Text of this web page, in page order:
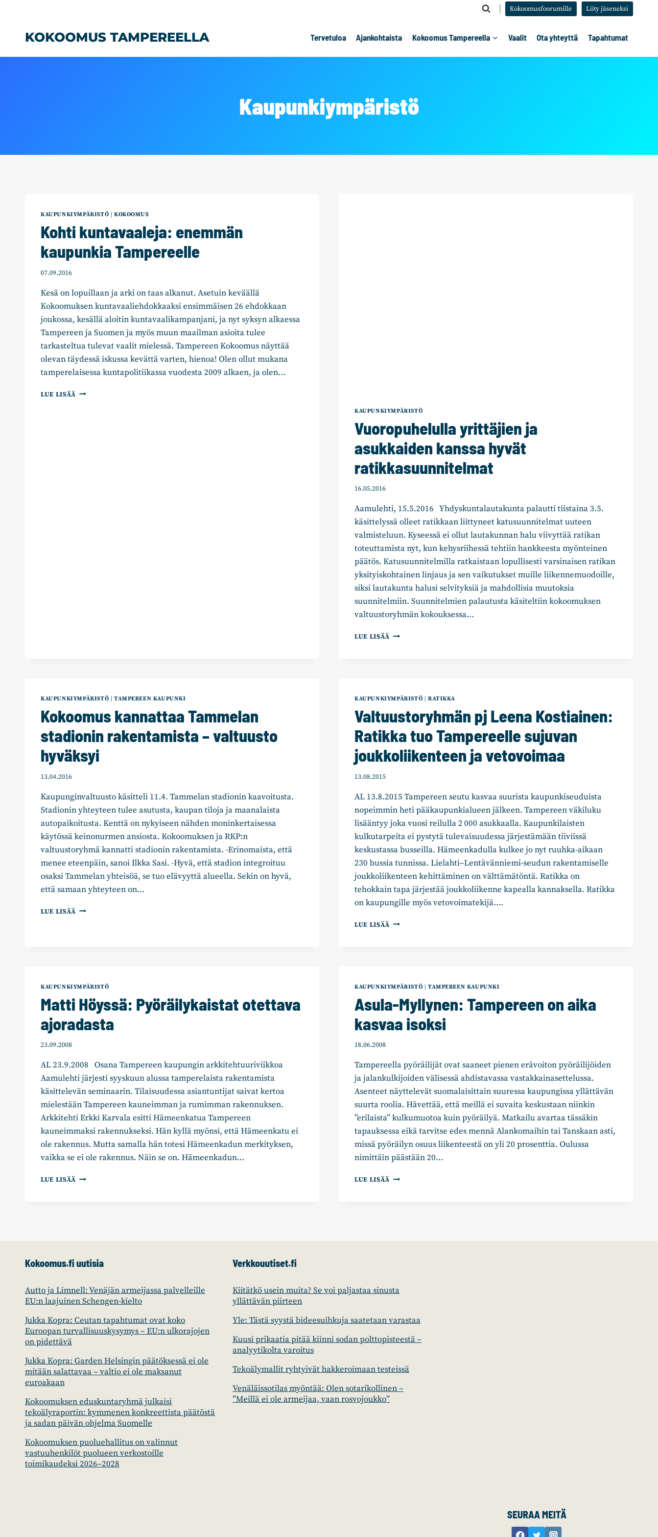
Kokoomusfoorumille Liity jäseneksi
KOKOOMUS TAMPEREELLA Tervetuloa Ajankohtaista Kokoomus Tampereella Vaalit Ota yhteyttä Tapahtumat
Kaupunkiympäristö
KAUPUNKIYMPÄRISTÖ KOKOOMUS
Kohti kuntavaaleja: enemmän
kaupunkia Tampereelle
07.09.2016
Kesä on lopuillaan ja arki on taas alkanut. Asetuin keväällä
Kokoomuksen kuntavaaliehdokkaaksi ensimmäisen 26 ehdokkaan
joukossa, kesällä aloitin kuntavaalikampanjani, ja nyt syksyn alkaessa
Tampereen ja Suomen ja myös muun maailman asioita tulee
tarkasteltua tulevat vaalit mielessä. Tampereen Kokoomus näyttää
olevan täydessä iskussa kevättä varten, hienoa! Olen ollut mukana
tamperelaisessa kuntapolitiikassa vuodesta 2009 alkaen, ja olen…
LUE LISÄÄ KOHTI
KAUPUNKIYMPÄRISTÖ
Vuoropuhelulla yrittäjien ja
asukkaiden kanssa hyvät
ratikkasuunnitelmat
16.05.2016
Aamulehti, 15.5.2016 Yhdyskuntalautakunta palautti tiistaina 3.5.
käsittelyssä olleet ratikkaan liittyneet katusuunnitelmat uuteen
valmisteluun. Kyseessä ei ollut lautakunnan halu viivyttää ratikan
toteuttamista nyt, kun kehysriihessä tehtiin hankkeesta myönteinen
päätös. Katusuunnitelmilla ratkaistaan lopullisesti varsinaisen ratikan
yksityiskohtainen linjaus ja sen vaikutukset muille liikennemuodoille,
siksi lautakunta halusi selvityksiä ja mahdollisia muutoksia
suunnitelmiin. Suunnitelmien palautusta käsiteltiin kokoomuksen
valtuustoryhmän kokouksessa…
LUE LISÄÄ VUOROPUHELULLA
RATIKKASUUNNITELMAT
KAUPUNKIYMPÄRISTÖ TAMPEREEN KAUPUNKI
Kokoomus kannattaa Tammelan
stadionin rakentamista – valtuusto
hyväksyi
13.04.2016
Kaupunginvaltuusto käsitteli 11.4. Tammelan stadionin kaavoitusta.
Stadionin yhteyteen tulee asutusta, kaupan tiloja ja maanalaista
autopaikoitusta. Kenttä on nykyiseen nähden moninkertaisessa
käytössä keinonurmen ansiosta. Kokoomuksen ja RKP:n
valtuustoryhmä kannatti stadionin rakentamista. -Erinomaista, että
menee eteenpäin, sanoi Ilkka Sasi. -Hyvä, että stadion integroituu
osaksi Tammelan yhteisöä, se tuo elävyyttä alueella. Sekin on hyvä,
että samaan yhteyteen on…
LUE LISÄÄ KOKOOMUS
KAUPUNKIYMPÄRISTÖ RATIKKA
Valtuustoryhmän pj Leena Kostiainen:
Ratikka tuo Tampereelle sujuvan
joukkoliikenteen ja vetovoimaa
13.08.2015
AL 13.8.2015 Tampereen seutu kasvaa suurista kaupunkiseuduista
nopeimmin heti pääkaupunkialueen jälkeen. Tampereen väkiluku
lisääntyy joka vuosi reilulla 2 000 asukkaalla. Kaupunkilaisten
kulkutarpeita ei pystytä tulevaisuudessa järjestämään tiiviissä
keskustassa busseilla. Hämeenkadulla kulkee jo nyt ruuhka-aikaan
230 bussia tunnissa. Lielahti–Lentävänniemi-seudun rakentamiselle
joukkoliikenteen kehittäminen on välttämätöntä. Ratikka on
tehokkain tapa järjestää joukkoliikenne kapealla kannaksella. Ratikka
on kaupungille myös vetovoimatekijä….
LUE LISÄÄ VALTUUSTORYHMÄN
TAMPEREELLE
JOUKKOLIIKENTEEN
VETOVOIMAA
KAUPUNKIYMPÄRISTÖ
Matti Höyssä: Pyöräilykaistat otettava
ajoradasta
23.09.2008
AL 23.9.2008 Osana Tampereen kaupungin arkkitehtuuriviikkoa
Aamulehti järjesti syyskuun alussa tamperelaista rakentamista
käsittelevän seminaarin. Tilaisuudessa asiantuntijat saivat kertoa
mielestään Tampereen kauneimman ja rumimman rakennuksen.
Arkkitehti Erkki Karvala esitti Hämeenkatua Tampereen
kauneimmaksi rakennukseksi. Hän kyllä myönsi, että Hämeenkatu ei
ole rakennus. Mutta samalla hän totesi Hämeenkadun merkityksen,
vaikka se ei ole rakennus. Näin se on. Hämeenkadun…
LUE LISÄÄ MATTI
KAUPUNKIYMPÄRISTÖ | TAMPEREEN KAUPUNKI
Asula-Myllynen: Tampereen on aika
kasvaa isoksi
18.06.2008
Tampereella pyöräilijät ovat saaneet pienen erävoiton pyöräilijöiden
ja jalankulkijoiden välisessä ahdistavassa vastakkainasettelussa.
Asenteet näyttelevät suomalaisittain suuressa kaupungissa yllättävän
suurta roolia. Hävettää, että meillä ei suvaita keskustaan niinkin
”erilaista” kulkumuotoa kuin pyöräilyä. Matkailu avartaa tässäkin
tapauksessa eikä tarvitse edes mennä Alankomaihin tai Tanskaan asti,
missä pyöräilyn osuus liikenteestä on yli 20 prosenttia. Oulussa
nimittäin päästään 20…
LUE LISÄÄ ASULA-
Kokoomus.fi uutisia
Autto ja Limnell: Venäjän armeijassa palvelleille
EU:n laajuinen Schengen-kielto
Jukka Kopra: Ceutan tapahtumat ovat koko
Euroopan turvallisuuskysymys – EU:n ulkorajojen
on pidettävä
Jukka Kopra: Garden Helsingin päätöksessä ei ole
mitään salattavaa – valtio ei ole maksanut
euroakaan
Kokoomuksen eduskuntaryhmä julkaisi
tekoälyraportin: kymmenen konkreettista päätöstä
ja sadan päivän ohjelma Suomelle
Kokoomuksen puoluehallitus on valinnut
vastuuhenkilöt puolueen verkostoille
toimikaudeksi 2026–2028
Verkkouutiset.fi
Kiitätkö usein muita? Se voi paljastaa sinusta
yllättävän piirteen
Yle: Tästä syystä bideesuihkuja saatetaan varastaa
Kuusi prikaatia pitää kiinni sodan polttopisteestä –
analyytikolta varoitus
Tekoälymallit ryhtyivät hakkeroimaan testeissä
Venäläissotilas myöntää: Olen sotarikollinen –
”Meillä ei ole armeijaa, vaan rosvojoukko”
SEURAA MEITÄ